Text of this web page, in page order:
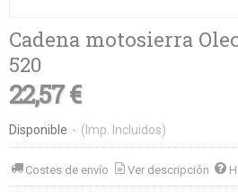
Cadena motosierra
520
22,57 €
Disponible - (Imp. Incluidos)
Costes de envío Ver descripción